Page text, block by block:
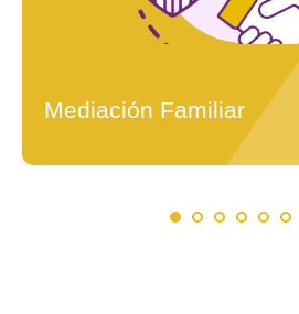
Mediación Familiar